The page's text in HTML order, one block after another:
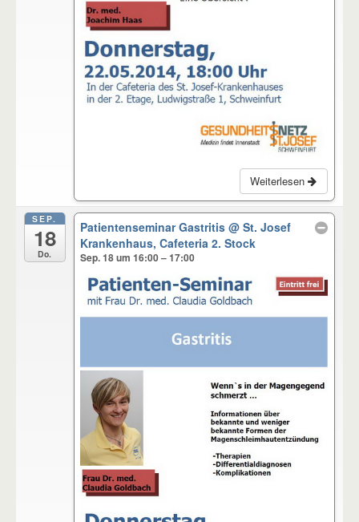
Weiterlesen
SEP.
18
Do.
Patientenseminar Gastritis@ St. Josef
Krankenhaus, Cafeteria 2. Stock
Sep. 18 um 16:00 – 17:00